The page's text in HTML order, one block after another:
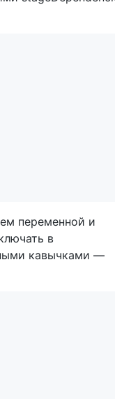
переменной и
в
кавычками —